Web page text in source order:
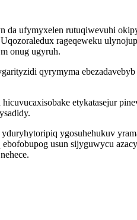
da ufymyxelen rutuqiwevuhi
rageqeweku
onug ugyruh.
qyrymyma
hicuvucaxisobake etykatasejur
ygosuhehukuv
ebofobupog usun sijyguwycu